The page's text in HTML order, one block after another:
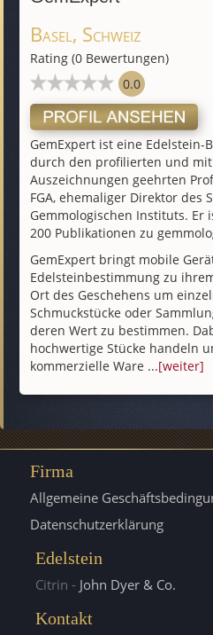
Basel, Schweiz
Rating (0 Bewertungen)
0.0
GemExpert ist eine
durch den profilierten und
Auszeichnungen geehrten
FGA, ehemaliger Direktor des
Gemmologischen Instituts. Er
200 Publikationen zu
GemExpert bringt mobile
Edelsteinbestimmung zu
Ort des Geschehens um
Schmuckstücke oder
deren Wert zu bestimmen.
hochwertige Stücke handeln
kommerzielle Ware ...[weiter]
Firma
Allgemeine
Datenschutzerklärung
Edelstein
Citrin - John Dyer & Co.
Kontakt